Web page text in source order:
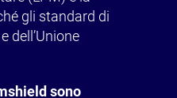
gli standard di
dell’Unione
sono